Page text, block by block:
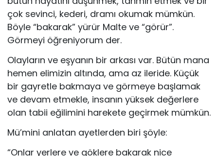
çok sevinci, kederi, dramı okumak mümkün.
Böyle “bakarak” yürür Malte ve “görür”.
Görmeyi öğreniyorum der.
Olayların ve eşyanın bir arkası var. Bütün mana
hemen elimizin altında, ama az ileride. Küçük
bir gayretle bakmaya ve görmeye başlamak
ve devam etmekle, insanın yüksek değerlere
olan tabii eğilimini harekete geçirmek mümkün.
Mü’mini anlatan ayetlerden biri şöyle:
“Onlar yerlere ve göklere bakarak nice